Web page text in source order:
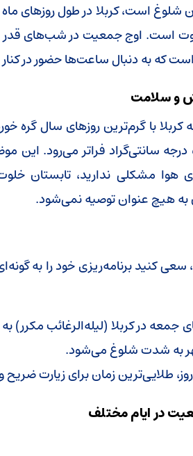
است، کربلا در طول روزهای
خلوت است. اوج جمعیت در شب‌های
که به دنبال ساعت‌ها حضور در
و سلامت
با گرم‌ترین روزهای سال گره
دمای هوا در عراق گاهی از ۵۰ درجه سانتی‌گراد
هوا مشکلی ندارید، تابستان
به هیچ عنوان توصیه نمی‌شود.
کنید برنامه‌ریزی خود را به
در کربلا (لیله‌الرغائب مکرر)
به شدت شلوغ می‌شود.
طلایی‌ترین زمان برای زیارت
در ایام مختلف